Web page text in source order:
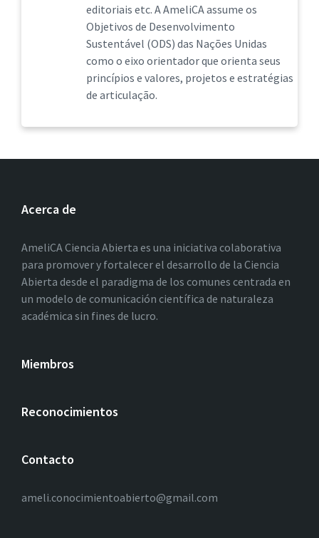
editoriais etc. A AmeliCA assume os
Objetivos de Desenvolvimento
Sustentável (ODS) das Nações Unidas
como o eixo orientador que orienta seus
princípios e valores, projetos e estratégias
de articulação.
Acerca de
AmeliCA Ciencia Abierta es una iniciativa colaborativa
para promover y fortalecer el desarrollo de la Ciencia
Abierta desde el paradigma de los comunes centrada en
un modelo de comunicación científica de naturaleza
académica sin fines de lucro.
Miembros
Reconocimientos
Contacto
ameli.conocimientoabierto@gmail.com